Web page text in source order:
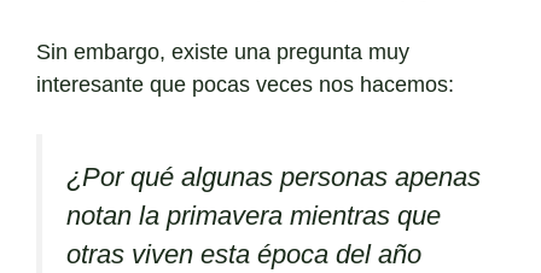
Sin embargo, existe una pregunta muy
interesante que pocas veces nos hacemos:
¿Por qué algunas personas apenas
notan la primavera mientras que
otras viven esta época del año